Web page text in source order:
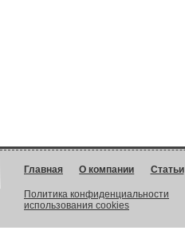
Главная О компании Статьи
Политика конфиденциальности
использования cookies